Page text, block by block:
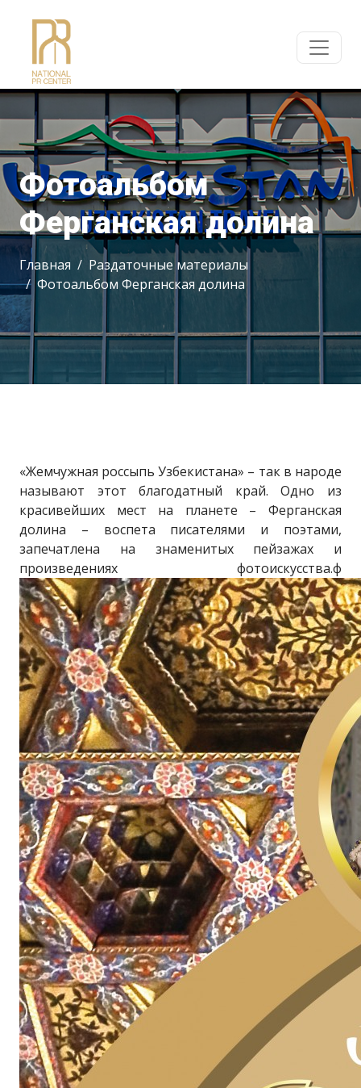
Фотоальбом
Ферганская долина
Главная
Раздаточные материалы
Фотоальбом Ферганская долина
«Жемчужная россыпь Узбекистана» – так в народе
называют этот благодатный край. Одно из
красивейших мест на планете – Ферганская
долина – воспета писателями и поэтами,
запечатлена на знаменитых пейзажах и
произведениях фотоискусства.ф